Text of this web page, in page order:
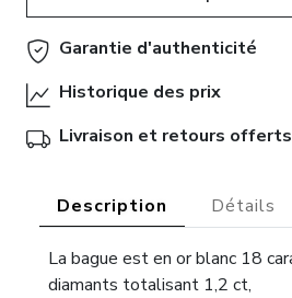
Garantie d'authenticité
Historique des prix
Livraison et retours offerts
Description Détails
La bague est en or blanc 18
diamants totalisant 1,2 ct,